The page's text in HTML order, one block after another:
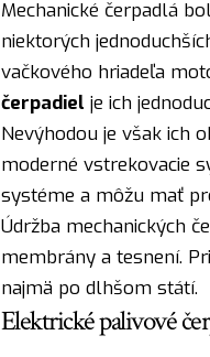
Mechanické čerpadlá
niektorých
vačkového hriadeľa
čerpadiel je ich
Nevýhodou je však ich
moderné vstrekovacie
systéme a môžu mať
Údržba mechanických
membrány a tesnení.
najmä po dlhšom státí.
Elektrické palivové